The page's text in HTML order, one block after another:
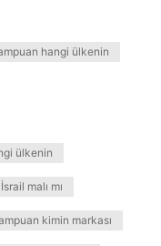
hangi ülkenin
ülkenin
malı mı
kimin markası